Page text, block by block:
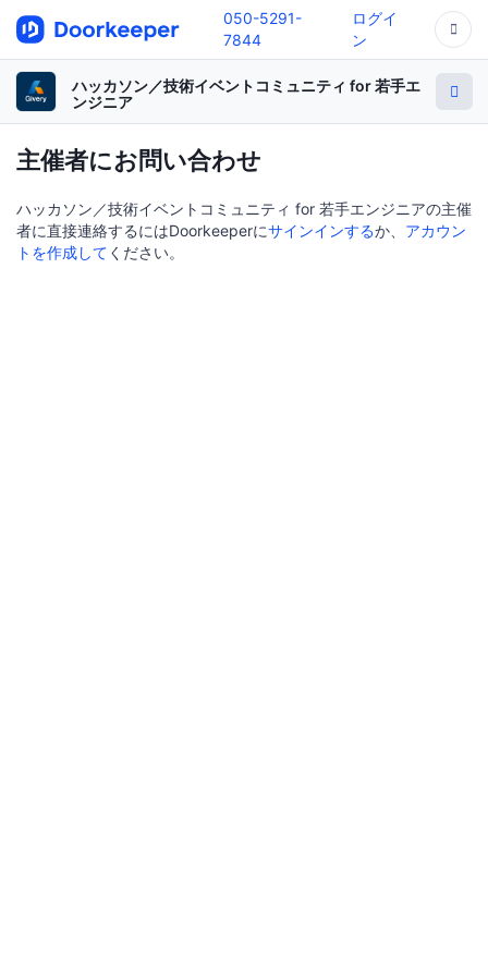
050-5291-
7844
ログイ
ン
ハッカソン／技術イベントコミュニティ for 若手エ
ンジニア
主催者にお問い合わせ
ハッカソン／技術イベントコミュニティ for 若手エンジニアの主催
者に直接連絡するにはDoorkeeperにサインインするか、 アカウン
トを作成して ください。